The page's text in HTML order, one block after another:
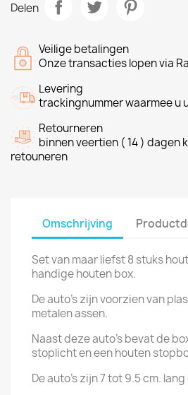
Delen
Veilige betalingen
Onze transacties lopen via
Levering
trackingnummer waarmee u
Retourneren
binnen veertien ( 14 ) dagen
retouneren
Omschrijving
Set van maar liefst 8 stuks
handige houten box.
De auto's zijn voorzien van
metalen assen.
Naast deze auto's bevat de
stoplicht en een houten
De auto's zijn 7 tot 9.5 cm.